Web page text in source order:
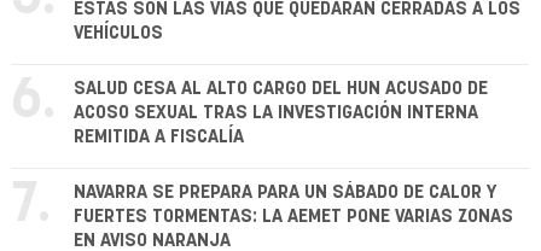
ESTAS SON LAS VÍAS QUE QUEDARÁN CERRADAS A LOS
VEHÍCULOS
6.
SALUD CESA AL ALTO CARGO DEL HUN ACUSADO DE
ACOSO SEXUAL TRAS LA INVESTIGACIÓN INTERNA
REMITIDA A FISCALÍA
7.
NAVARRA SE PREPARA PARA UN SÁBADO DE CALOR Y
FUERTES TORMENTAS: LA AEMET PONE VARIAS ZONAS
EN AVISO NARANJA